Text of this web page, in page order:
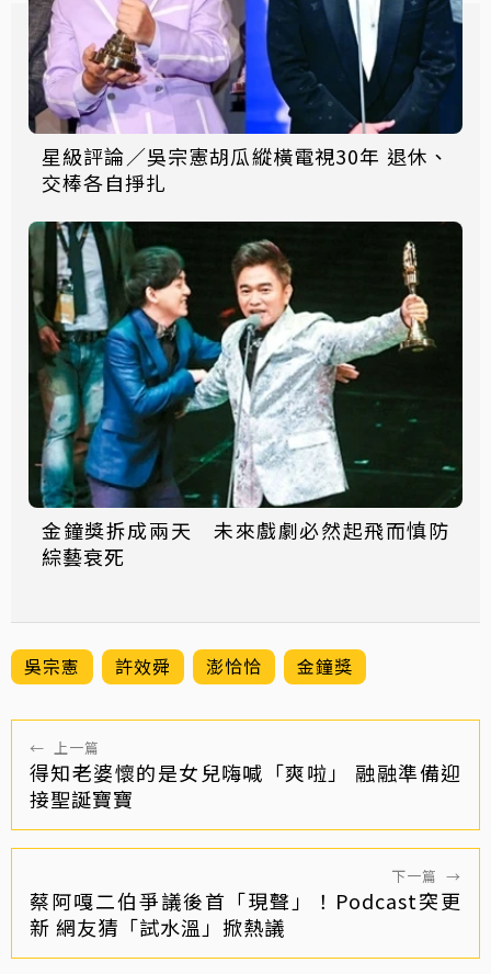
星級評論／吳宗憲胡瓜縱橫電視30年 退休、
交棒各自掙扎
金鐘獎拆成兩天 未來戲劇必然起飛而慎防
綜藝衰死
吳宗憲 許效舜 澎恰恰 金鐘獎
← 上一篇
得知老婆懷的是女兒嗨喊「爽啦」 融融準備迎
接聖誕寶寶
下一篇 →
蔡阿嘎二伯爭議後首「現聲」！Podcast突更
新 網友猜「試水溫」掀熱議